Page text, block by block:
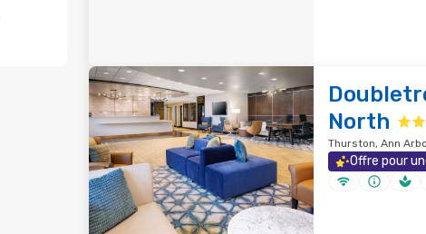
North
Thurston, Ann
Offre pour